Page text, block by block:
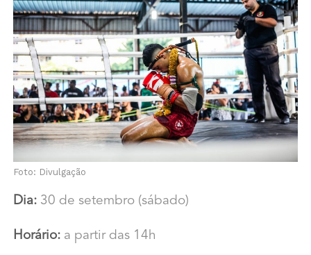
Foto: Divulgação
Dia: 30 de setembro (sábado)
Horário:a partir das 14h